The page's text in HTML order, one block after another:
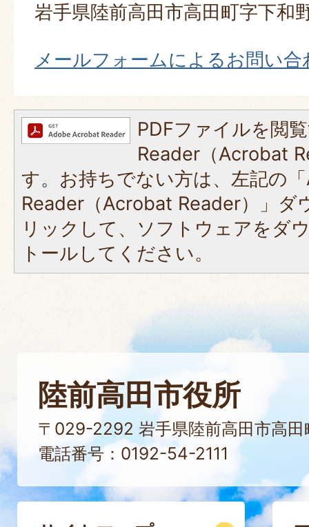
岩手県陸前高田市高田町字下和
メールフォームによるお問い合
PDFファイルを閲
Reader（Acrobat
す。お持ちでない方は、左記の
Reader（Acrobat Reader）」ダ
リックして、ソフトウェアをダ
トールしてください。
陸前高田市役所
〒029-2292 岩手県陸前高田市高田
電話番号：0192-54-2111